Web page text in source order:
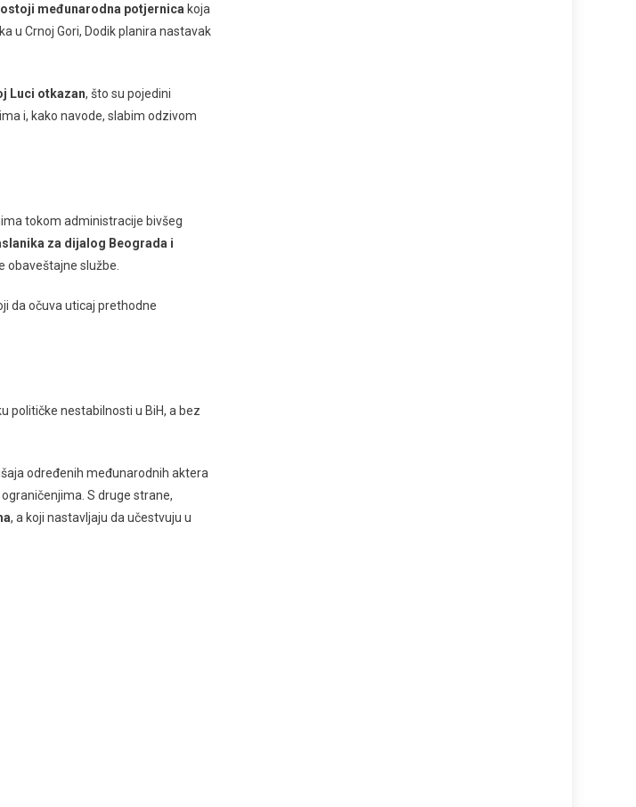
međunarodna potjernica koja
u Crnoj Gori, Dodik planira nastavak
Luci otkazan, što su pojedini
i, kako navode, slabim odzivom
tokom administracije bivšeg
za dijalog Beograda i
obaveštajne službe.
da očuva uticaj prethodne
političke nestabilnosti u BiH, a bez
određenih međunarodnih aktera
S druge strane,
, a koji nastavljaju da učestvuju u